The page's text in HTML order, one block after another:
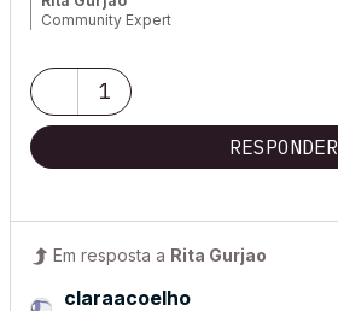
Community Expert
1
RESPONDER
Em resposta a Rita Gurjao
claraacoelho